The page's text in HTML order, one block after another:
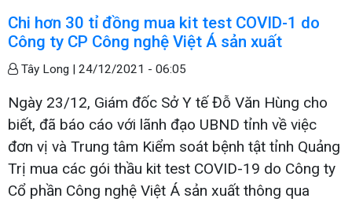
Chi hơn 30 tỉ đồng mua kit test COVID-1 do
Công ty CP Công nghệ Việt Á sản xuất
Tây Long | 24/12/2021 - 06:05
Ngày 23/12, Giám đốc Sở Y tế Đỗ Văn Hùng cho
biết, đã báo cáo với lãnh đạo UBND tỉnh về việc
đơn vị và Trung tâm Kiểm soát bệnh tật tỉnh Quảng
Trị mua các gói thầu kit test COVID-19 do Công ty
Cổ phần Công nghệ Việt Á sản xuất thông qua